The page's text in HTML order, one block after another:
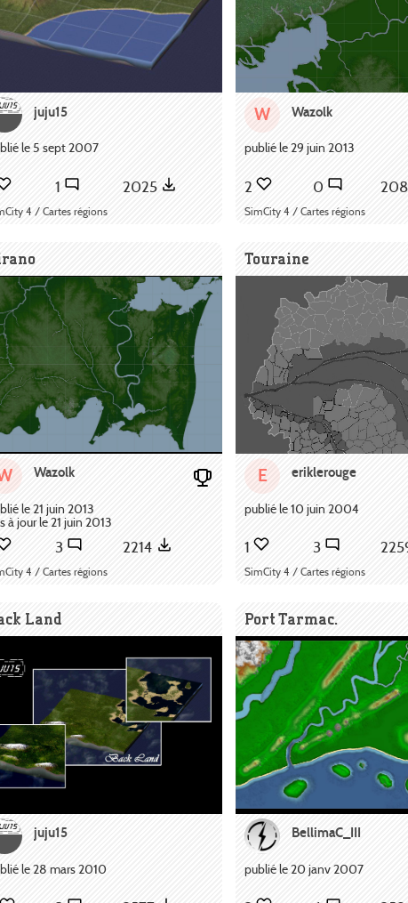
juju15
le 5 sept 2007
1 2025
4 / Cartes régions
W Wazolk
publié le 29 juin 2013
2 0
SimCity 4 / Cartes régions
Wazolk
le 21 juin 2013
à jour le 21 juin 2013
3 2214
4 / Cartes régions
Touraine
E eriklerouge
publié le 10 juin 2004
1 3
SimCity 4 / Cartes régions
Land
juju15
le 28 mars 2010
Port Tarmac.
BellimaC_III
publié le 20 janv 2007